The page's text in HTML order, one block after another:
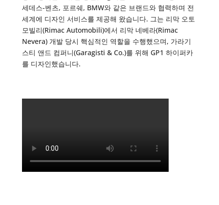
세데스-벤츠, 포르쉐, BMW와 같은 브랜드와 협력하며 전
세계에 디자인 서비스를 제공해 왔습니다. 그는 리막 오토
모빌리(Rimac Automobili)에서 리막 네베라(Rimac
Nevera) 개발 당시 핵심적인 역할을 수행했으며, 가라기
스티 앤드 컴퍼니(Garagisti & Co.)를 위해 GP1 하이퍼카
를 디자인했습니다.